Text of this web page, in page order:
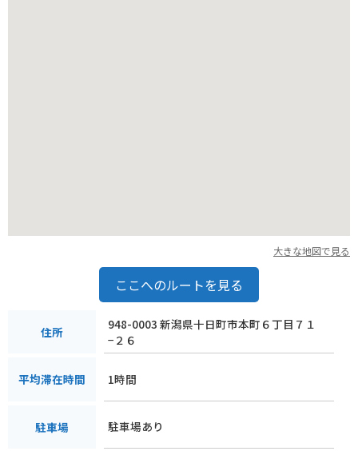
大きな地図で見る
ここへのルートを見る
住所
948-0003 新潟県十日町市本町６丁目７１
−２６
平均滞在時間 1時間
駐車場 駐車場あり